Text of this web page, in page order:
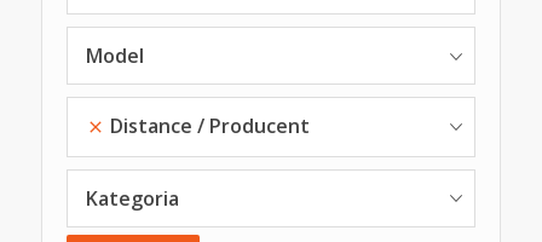
Model
Distance Producent
Kategoria